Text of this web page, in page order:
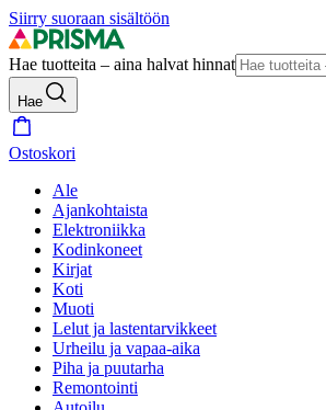
Siirry suoraan sisältöön
Hae tuotteita – aina halvat hinnat
Hae
Ostoskori
Ale
Ajankohtaista
Elektroniikka
Kodinkoneet
Kirjat
Koti
Muoti
Lelut ja lastentarvikkeet
Urheilu ja vapaa-aika
Piha ja puutarha
Remontointi